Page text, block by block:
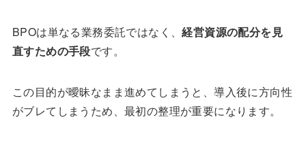
BPOは単なる業務委託ではなく、経営資源の配分を見
直すための手段です。
この目的が曖昧なまま進めてしまうと、導入後に方向性
がブレてしまうため、最初の整理が重要になります。